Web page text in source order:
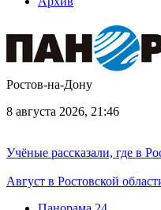
Ростов-на-Дону
8 августа 2026, 21:46
Учёные рассказали, где в
Август в Ростовской